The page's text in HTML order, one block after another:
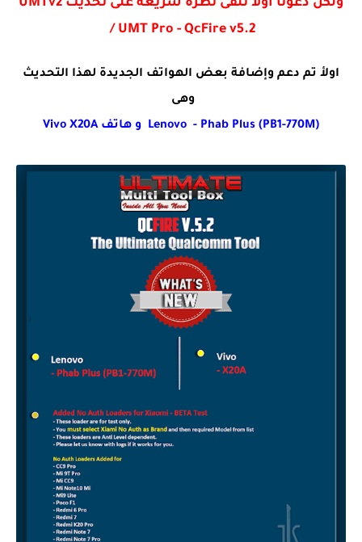
ولكن دعونأ اولا نلقى نظرة سريعه على تحديث UMTv2
/ UMT Pro - QcFire v5.2
اولأ تم دعم وإضافة بعض الهواتف الجديدة لهذا التحديث
وهى
Lenovo - Phab Plus (PB1-770M) و هاتف Vivo X20A